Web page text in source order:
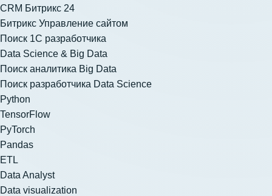
CRM Битрикс 24
Битрикс Управление сайтом
Поиск 1С разработчика
Data Science & Big Data
Поиск аналитика Big Data
Поиск разработчика Data Science
Python
TensorFlow
PyTorch
Pandas
ETL
Data Analyst
Data visualization